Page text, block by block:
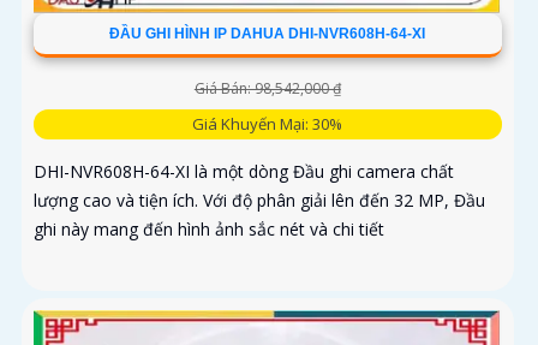
ĐẦU GHI HÌNH IP DAHUA DHI-NVR608H-64-XI
Giá Bán: 98,542,000 ₫
Giá Khuyến Mại: 30%
DHI-NVR608H-64-XI là một dòng Đầu ghi camera chất
lượng cao và tiện ích. Với độ phân giải lên đến 32 MP, Đầu
ghi này mang đến hình ảnh sắc nét và chi tiết